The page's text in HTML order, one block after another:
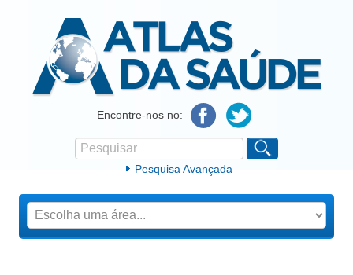
Atlas da SaúdeEncontre-nos no:
Formulário de procura
Pesquisar
Pesquisa Avançada